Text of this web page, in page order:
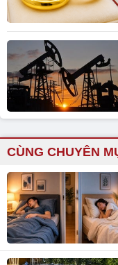
CÙNG CHUYÊN